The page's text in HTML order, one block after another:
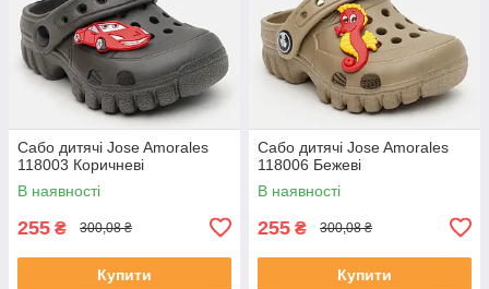
Сабо дитячі Jose Amorales
118003 Коричневі
В наявності
255 ₴ 300,08 ₴
Купити
Сабо дитячі Jose Amorales
118006 Бежеві
В наявності
255 ₴ 300,08 ₴
Купити